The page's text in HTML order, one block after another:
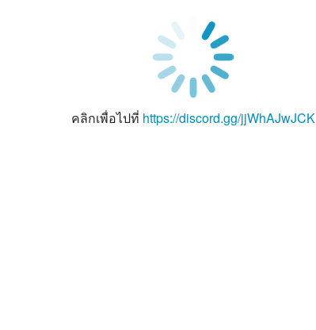
คลิกเพื่อไปที่ https://discord.gg/jjWhAJwJCK